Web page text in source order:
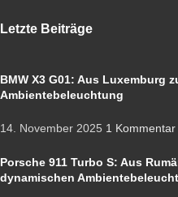
Letzte Beiträge
BMW X3 G01: Aus Luxemburg
Ambientebeleuchtung
14. November 2025 1 Kommentar
Porsche 911 Turbo S: Aus
dynamischen